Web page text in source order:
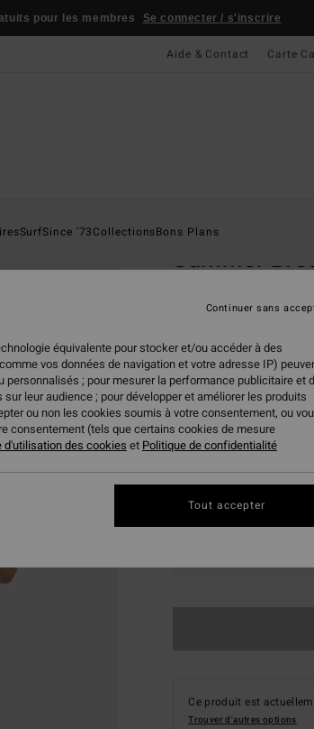
pour les membres Se connecter / s'inscrire
Aide & Contact Carte
SurfSince '73CollectionsBons Plans
Summer
Haut de bikini à
55,95 €
CouleurPeach Whip
Ce produit est
Trouver d'autres options
équivalente pour stocker et/ou accéder à des
vos données de navigation et votre adresse IP)
; pour mesurer la performance publicitaire et
leur audience ; pour développer et améliorer les produits
ou non les cookies soumis à votre consentement, ou
consentement (tels que certains cookies de mesure
d'utilisation des cookies et Politique de confidentialité
Continuer sans
Tout accepter